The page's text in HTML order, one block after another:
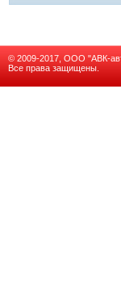
© 2009-2017, ООО "АВК-
Все права защищены.